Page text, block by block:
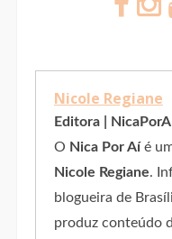
Nicole Regiane
Editora |
O Nica Por Aíé
Nicole Regiane.
blogueira de
produz conteúdo